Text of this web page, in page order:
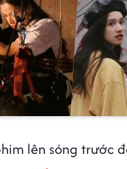
lên sóng trước